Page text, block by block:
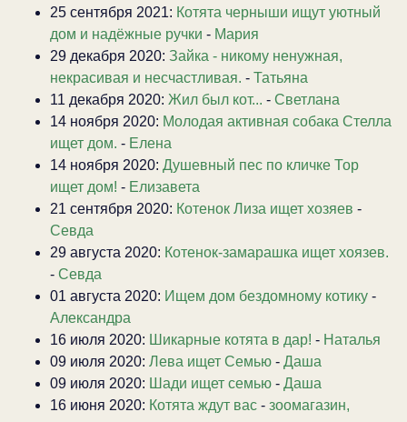
25 сентября 2021: Котята черныши ищут уютный
дом и надёжные ручки - Мария
29 декабря 2020: Зайка - никому ненужная,
некрасивая и несчастливая. - Татьяна
11 декабря 2020: Жил был кот... - Светлана
14 ноября 2020: Молодая активная собака Стелла
ищет дом. - Елена
14 ноября 2020: Душевный пес по кличке Тор
ищет дом! - Елизавета
21 сентября 2020: Котенок Лиза ищет хозяев -
Севда
29 августа 2020: Котенок-замарашка ищет хоязев.
- Севда
01 августа 2020: Ищем дом бездомному котику -
Александра
16 июля 2020: Шикарные котята в дар! - Наталья
09 июля 2020: Лева ищет Семью - Даша
09 июля 2020: Шади ищет семью - Даша
16 июня 2020: Котята ждут вас - зоомагазин,